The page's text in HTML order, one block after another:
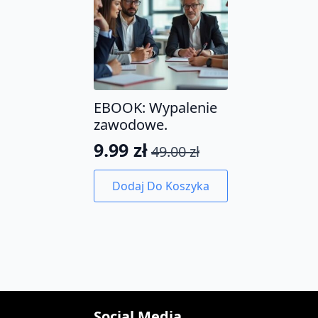
EBOOK: Wypalenie
zawodowe.
49.00zł
Pierwotna
cena
wynosiła:
9.99 zł
Aktualna
cena
wynosi:
Dodaj Do Koszyka